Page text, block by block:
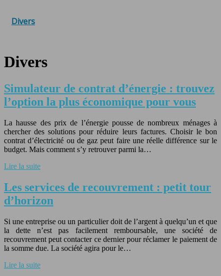
Divers
Divers
Simulateur de contrat d’énergie : trouvez
l’option la plus économique pour vous
La hausse des prix de l’énergie pousse de nombreux ménages à
chercher des solutions pour réduire leurs factures. Choisir le bon
contrat d’électricité ou de gaz peut faire une réelle différence sur le
budget. Mais comment s’y retrouver parmi la…
Lire la suite
Les services de recouvrement : petit tour
d’horizon
Si une entreprise ou un particulier doit de l’argent à quelqu’un et que
la dette n’est pas facilement remboursable, une société de
recouvrement peut contacter ce dernier pour réclamer le paiement de
la somme due. La société agira pour le…
Lire la suite